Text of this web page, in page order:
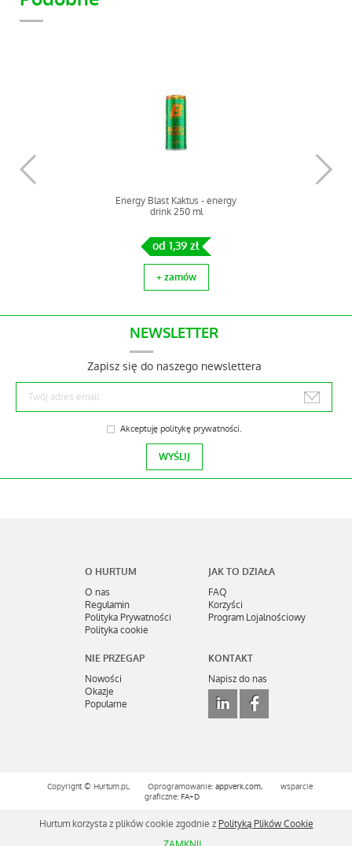
od 4,88 zł
+ zamów
Jarritos Mango napój gazowany
370 ml
od 4,88 zł
Jarritos Mandarin Napój
+ zamów
Energy Blast Kaktus - energy
drink 250 ml
od 1,39 zł
+ zamów
Energy Blast Arbuz - energy
od 80,49 zł
NEWSLETTER
Zapisz się do naszego newslettera
Akceptuję politykę prywatności.
O HURTUM
O nas
Regulamin
Polityka Prywatności
Polityka cookie
JAK TO DZIAŁA
FAQ
Korzyści
Program Lojalnościowy
NIE PRZEGAP
Nowości
Okazje
Popularne
KONTAKT
Napisz do nas
Copyright © Hurtum.pl, Oprogramowanie: appverk.com,
wsparcie
graficzne: FA+D
Hurtum korzysta z plików cookie zgodnie zPolityką Plików Cookie